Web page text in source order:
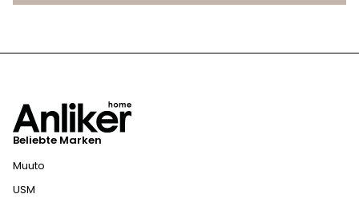
Beliebte Marken
Muuto
USM